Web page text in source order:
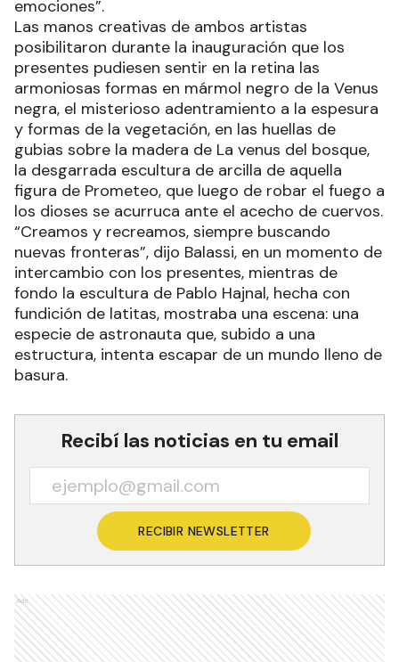
emociones”.
Las manos creativas de ambos artistas
posibilitaron durante la inauguración que los
presentes pudiesen sentir en la retina las
armoniosas formas en mármol negro de la Venus
negra, el misterioso adentramiento a la espesura
y formas de la vegetación, en las huellas de
gubias sobre la madera de La venus del bosque,
la desgarrada escultura de arcilla de aquella
figura de Prometeo, que luego de robar el fuego a
los dioses se acurruca ante el acecho de cuervos.
“Creamos y recreamos, siempre buscando
nuevas fronteras”, dijo Balassi, en un momento de
intercambio con los presentes, mientras de
fondo la escultura de Pablo Hajnal, hecha con
fundición de latitas, mostraba una escena: una
especie de astronauta que, subido a una
estructura, intenta escapar de un mundo lleno de
basura.
Recibí las noticias en tu email
RECIBIR NEWSLETTER
Ads